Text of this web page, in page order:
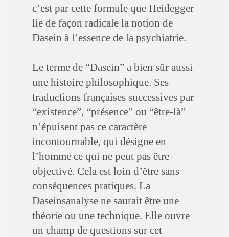
c’est par cette formule que Heidegger
lie de façon radicale la notion de
Dasein à l’essence de la psychiatrie.
Le terme de “Dasein” a bien sûr aussi
une histoire philosophique. Ses
traductions françaises successives par
“existence”, “présence” ou “être-là”
n’épuisent pas ce caractère
incontournable, qui désigne en
l’homme ce qui ne peut pas être
objectivé. Cela est loin d’être sans
conséquences pratiques. La
Daseinsanalyse ne saurait être une
théorie ou une technique. Elle ouvre
un champ de questions sur cet